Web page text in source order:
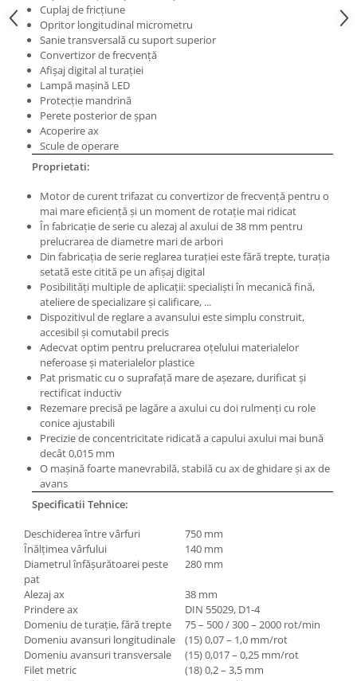
Masini electrice de filetat
Exhaustor pentru aschii metal
Masini de gaurit cu talpa
magnetica
Instalatii de spalare a pieselor
Lame de ferastrau cu varf din
carbura
Lame de ferăstrău cu acoperire
TiN
Panze de taiere cu banda verticala
Panze de taiere metal pentru
ferastraie
Roti de lustruit
bandă
Standuri pentru mașini de găurit și
frezat
Standuri pentru mașini de șlefuit
Standuri pentru strunguri metal
Unelte striere
Cuplaj de fricţiune
Opritor longitudinal micrometru
Sanie transversală cu suport superior
Convertizor de frecvenţă
Afişaj digital al turaţiei
Lampă maşină LED
Protecţie mandrină
Perete posterior de şpan
Acoperire ax
Scule de operare
Proprietati:
Motor de curent trifazat cu convertizor de frecvenţă pentru o
mai mare eficienţă şi un moment de rotaţie mai ridicat
În fabricaţie de serie cu alezaj al axului de 38 mm pentru
prelucrarea de diametre mari de arbori
Din fabricaţia de serie reglarea turaţiei este fără trepte, turaţia
setată este citită pe un afişaj digital
Posibilităţi multiple de aplicaţii: specialişti în mecanică fină,
ateliere de specializare şi calificare, ...
Dispozitivul de reglare a avansului este simplu construit,
accesibil şi comutabil precis
Adecvat optim pentru prelucrarea oţelului materialelor
neferoase şi materialelor plastice
Pat prismatic cu o suprafaţă mare de aşezare, durificat şi
rectificat inductiv
Rezemare precisă pe lagăre a axului cu doi rulmenţi cu role
conice ajustabili
Precizie de concentricitate ridicată a capului axului mai bună
decât 0,015 mm
O maşină foarte manevrabilă, stabilă cu ax de ghidare şi ax de
avans
Specificatii Tehnice:
Deschiderea între vârfuri
750 mm
Înălţimea vârfului
140 mm
Diametrul înfăşurătoarei peste
pat
280 mm
Alezaj ax
38 mm
Prindere ax
DIN 55029, D1-4
Domeniu de turaţie, fără trepte
75 – 500 / 300 – 2000 rot/min
Domeniu avansuri longitudinale
(15) 0,07 – 1,0 mm/rot
Domeniu avansuri transversale
(15) 0,017 – 0,25 mm/rot
Filet metric
(18) 0,2 – 3,5 mm